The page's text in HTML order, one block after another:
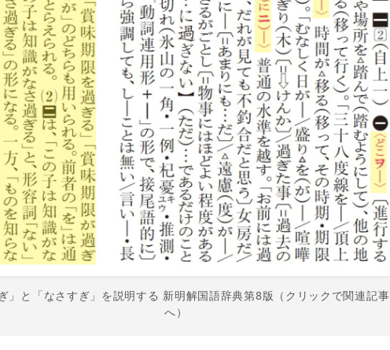
」と「なさすぎ」を説明する 新明解国語辞典第8版（クリックで関連記事
へ）